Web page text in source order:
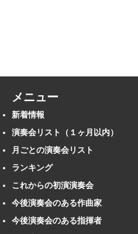
メニュー
新着情報
演奏会リスト（１ヶ月以内）
月ごとの演奏会リスト
ランキング
これからの初演演奏会
今後演奏会のある作曲家
今後演奏会のある指揮者